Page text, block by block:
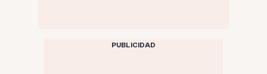
PUBLICIDAD